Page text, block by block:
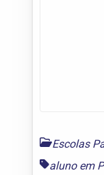
Escolas
aluno em